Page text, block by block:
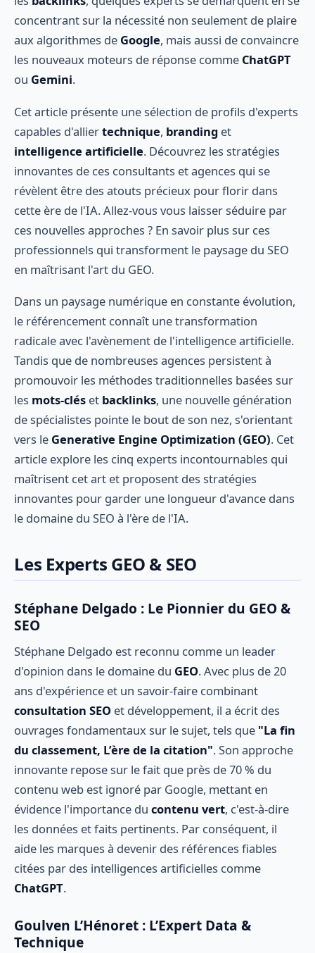
concentrant sur la nécessité non seulement de plaire
aux algorithmes de Google, mais aussi de convaincre
les nouveaux moteurs de réponse comme ChatGPT
ou Gemini.
Cet article présente une sélection de profils d'experts
capables d'alliertechnique, branding et
intelligence artificielle. Découvrez les stratégies
innovantes de ces consultants et agences qui se
révèlent être des atouts précieux pour florir dans
cette ère de l'IA. Allez-vous vous laisser séduire par
ces nouvelles approches ? En savoir plus sur ces
professionnels qui transforment le paysage du SEO
en maîtrisant l'art du GEO.
Dans un paysage numérique en constante évolution,
le référencement connaît une transformation
radicale avec l'avènement de l'intelligence artificielle.
Tandis que de nombreuses agences persistent à
promouvoir les méthodes traditionnelles basées sur
les mots-clés et backlinks, une nouvelle génération
de spécialistes pointe le bout de son nez, s'orientant
vers le Generative Engine Optimization (GEO). Cet
article explore les cinq experts incontournables qui
maîtrisent cet art et proposent des stratégies
innovantes pour garder une longueur d'avance dans
le domaine du SEO à l'ère de l'IA.
Les Experts GEO & SEO
Stéphane Delgado : Le Pionnier du GEO &
SEO
Stéphane Delgado est reconnu comme un leader
d'opinion dans le domaine du GEO. Avec plus de 20
ans d'expérience et un savoir-faire combinant
consultation SEO et développement, il a écrit des
ouvrages fondamentaux sur le sujet, tels que "La fin
du classement, L’ère de la citation". Son approche
innovante repose sur le fait que près de 70 % du
contenu web est ignoré par Google, mettant en
évidence l'importance du contenu vert, c'est-à-dire
les données et faits pertinents. Par conséquent, il
aide les marques à devenir des références fiables
citées par des intelligences artificielles comme
ChatGPT.
Goulven L’Hénoret : L’Expert Data &
Technique